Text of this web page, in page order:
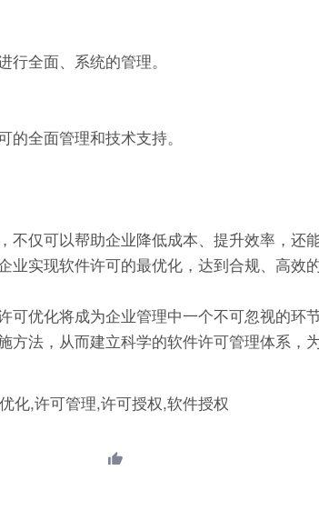
全面、系统的管理。
全面管理和技术支持。
仅可以帮助企业降低成本、提升效率，还
实现软件许可的最优化，达到合规、高效
可优化将成为企业管理中一个不可忽视的环
法，从而建立科学的软件许可管理体系，
化,许可管理,许可授权,软件授权